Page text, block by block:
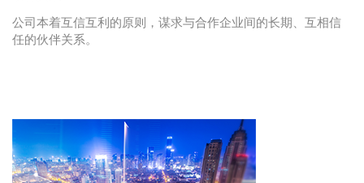
公司本着互信互利的原则，谋求与合作企业间的长期、互相信
任的伙伴关系。